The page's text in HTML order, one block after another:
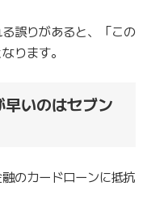
誤りがあると、「この
ります。
いのはセブン
のカードローンに抵抗